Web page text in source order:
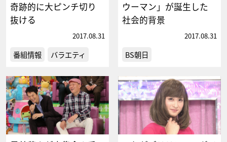
奇跡的に大ピンチ切り
抜ける
2017.08.31
番組情報 バラエティ
ウーマン」が誕生した
社会的背景
2017.08.31
BS朝日